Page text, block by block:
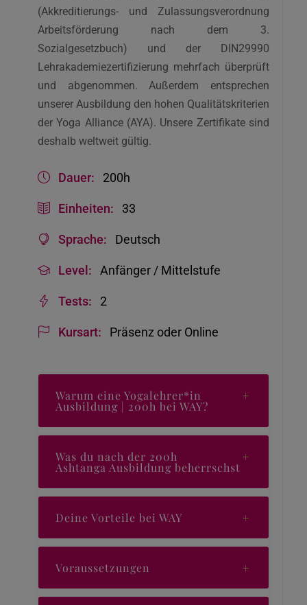
(Akkreditierungs- und Zulassungsverordnung
Arbeitsförderung nach dem 3.
Sozialgesetzbuch) und der DIN29990
Lehrakademiezertifizierung mehrfach überprüft
und abgenommen. Außerdem entsprechen
unserer Ausbildung den hohen Qualitätskriterien
der Yoga Alliance (AYA). Unsere Zertifikate sind
deshalb weltweit gültig.
Dauer: 200h
Einheiten: 33
Sprache: Deutsch
Level: Anfänger / Mittelstufe
Tests: 2
Kursart: Präsenz oder Online
Warum eine Yogalehrer*in
Ausbildung | 200h bei WAY?
Was du nach der 200h
Ashtanga Ausbildung beherrschst
Deine Vorteile bei WAY
Voraussetzungen